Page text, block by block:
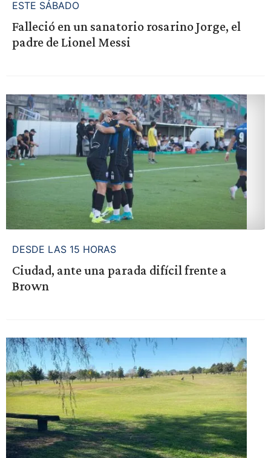
ESTE SÁBADO
Falleció en un sanatorio rosarino Jorge, el
padre de Lionel Messi
DESDE LAS 15 HORAS
Ciudad, ante una parada difícil frente a
Brown